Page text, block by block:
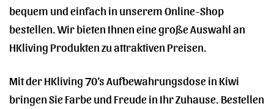
bequem und einfach in unserem Online-Shop
bestellen. Wir bieten Ihnen eine große Auswahl an
HKliving Produkten zu attraktiven Preisen.
Mit der HKliving 70’s Aufbewahrungsdose in Kiwi
bringen Sie Farbe und Freude in Ihr Zuhause. Bestellen